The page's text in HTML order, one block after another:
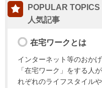
POPULAR TOPICS
在宅ワークとは
インターネット等のおか
「在宅ワーク」をする人
れぞれのライフスタイル